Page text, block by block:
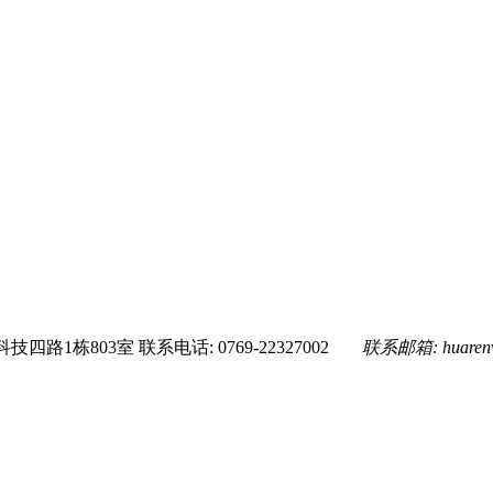
技四路1栋803室 联系电话: 0769-22327002 联系邮箱: